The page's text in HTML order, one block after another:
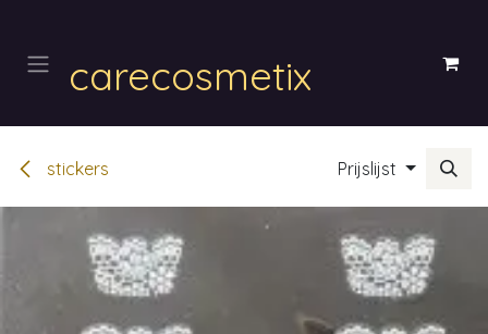
carecosmetix
stickers Prijslijst